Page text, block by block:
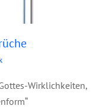
Wirklichkeiten,